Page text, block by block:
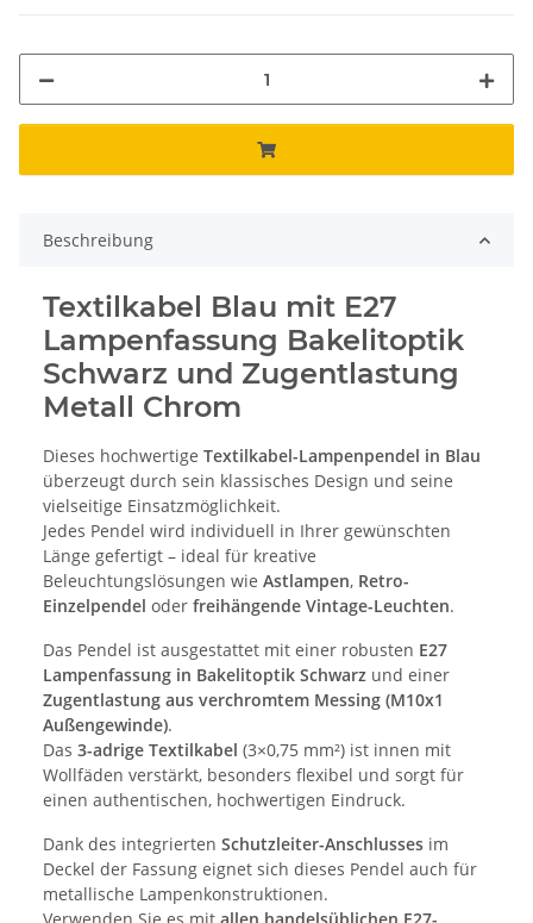
Beschreibung
Textilkabel Blau mit E27
Lampenfassung Bakelitoptik
Schwarz und Zugentlastung
Metall Chrom
Dieses hochwertige Textilkabel-Lampenpendel in Blau
überzeugt durch sein klassisches Design und seine
vielseitige Einsatzmöglichkeit.
Jedes Pendel wird individuell in Ihrer gewünschten
Länge gefertigt – ideal für kreative
Beleuchtungslösungen wie Astlampen, Retro-
Einzelpendel oder freihängende Vintage-Leuchten.
Das Pendel ist ausgestattet mit einer robusten E27
Lampenfassung in Bakelitoptik Schwarz und einer
Zugentlastung aus verchromtem Messing (M10x1
Außengewinde).
Das 3-adrige Textilkabel (3×0,75 mm²) ist innen mit
Wollfäden verstärkt, besonders flexibel und sorgt für
einen authentischen, hochwertigen Eindruck.
Dank des integrierten Schutzleiter-Anschlusses im
Deckel der Fassung eignet sich dieses Pendel auch für
metallische Lampenkonstruktionen.